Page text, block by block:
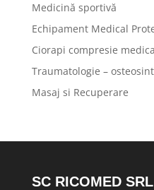
Medicină sportivă
Echipament Medical
Ciorapi compresie
Traumatologie –
Masaj si Recuperare
SC RICOMED SRL